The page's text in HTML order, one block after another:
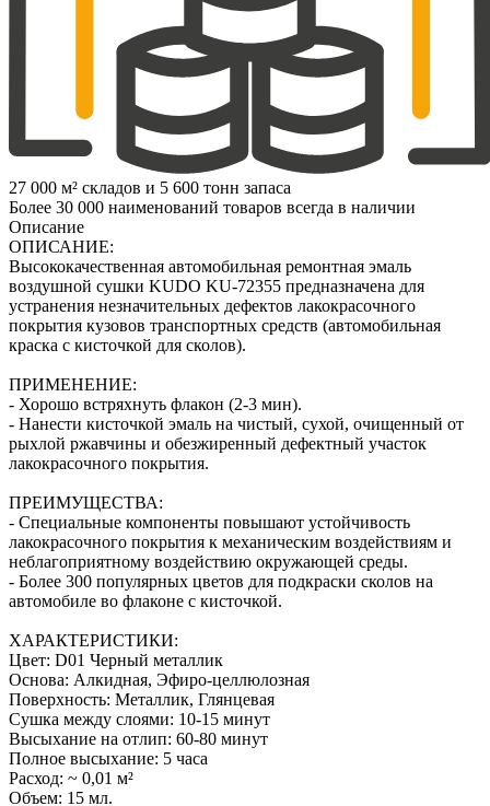
27 000 м² складов и 5 600 тонн запаса
Более 30 000 наименований товаров всегда в наличии
Описание
ОПИСАНИЕ:
Высококачественная автомобильная ремонтная эмаль
воздушной сушки KUDO KU-72355 предназначена для
устранения незначительных дефектов лакокрасочного
покрытия кузовов транспортных средств (автомобильная
краска с кисточкой для сколов).
ПРИМЕНЕНИЕ:
- Хорошо встряхнуть флакон (2‑3 мин).
- Нанести кисточкой эмаль на чистый, сухой, очищенный от
рыхлой ржавчины и обезжиренный дефектный участок
лакокрасочного покрытия.
ПРЕИМУЩЕСТВА:
- Специальные компоненты повышают устойчивость
лакокрасочного покрытия к механическим воздействиям и
неблагоприятному воздействию окружающей среды.
- Более 300 популярных цветов для подкраски сколов на
автомобиле во флаконе с кисточкой.
ХАРАКТЕРИСТИКИ:
Цвет: D01 Черный металлик
Основа: Алкидная, Эфиро-целлюлозная
Поверхность: Металлик, Глянцевая
Сушка между слоями: 10-15 минут
Высыхание на отлип: 60-80 минут
Полное высыхание: 5 часа
Расход: ~ 0,01 м²
Объем: 15 мл.